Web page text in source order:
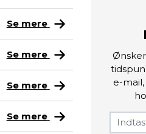
Se mere
Se mere
Se mere
Se mere
e-